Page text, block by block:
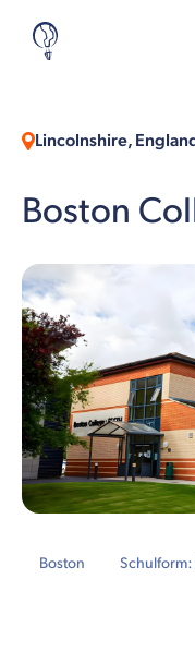
Lincolnshire,
Boston
Boston